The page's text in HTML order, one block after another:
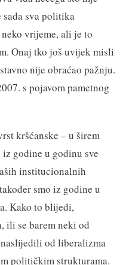
sva politika
vrijeme, ali je to
Onaj tko još uvijek misli
nije obraćao pažnju.
s pojavom pametnog
kršćanske – u širem
godine u godinu sve
institucionalnih
smo iz godine u
Kako to blijedi,
ili se barem neki od
od liberalizma
političkim strukturama.